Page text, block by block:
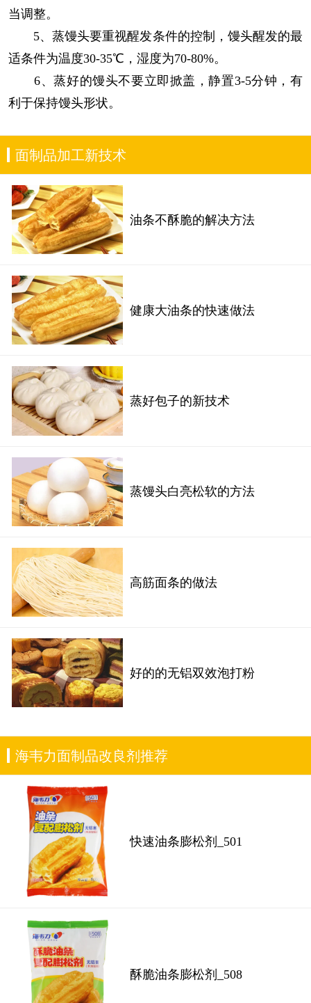
当调整。
5、蒸馒头要重视醒发条件的控制，馒头醒发的最
适条件为温度30-35℃，湿度为70-80%。
6、蒸好的馒头不要立即掀盖，静置3-5分钟，有
利于保持馒头形状。
面制品加工新技术
油条不酥脆的解决方法
健康大油条的快速做法
蒸好包子的新技术
蒸馒头白亮松软的方法
高筋面条的做法
好的的无铝双效泡打粉
海韦力面制品改良剂推荐
快速油条膨松剂_501
酥脆油条膨松剂_508